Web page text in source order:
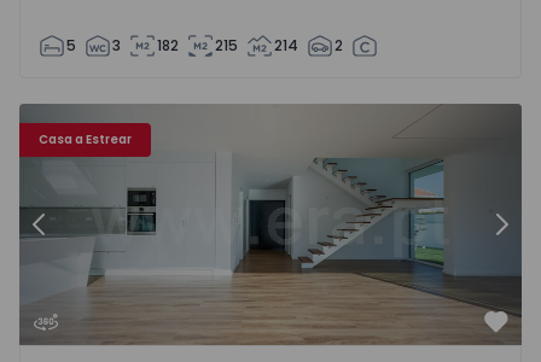
5 3 182 215 214 2
Casa a Estrear
- 33
Moradia Isolada T4 com Luxo Sintra, Rio de Mouro -
Anterior